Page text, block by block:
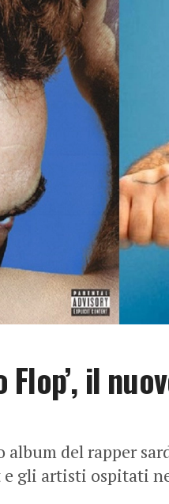
il
album del rapper
gli artisti ospitati